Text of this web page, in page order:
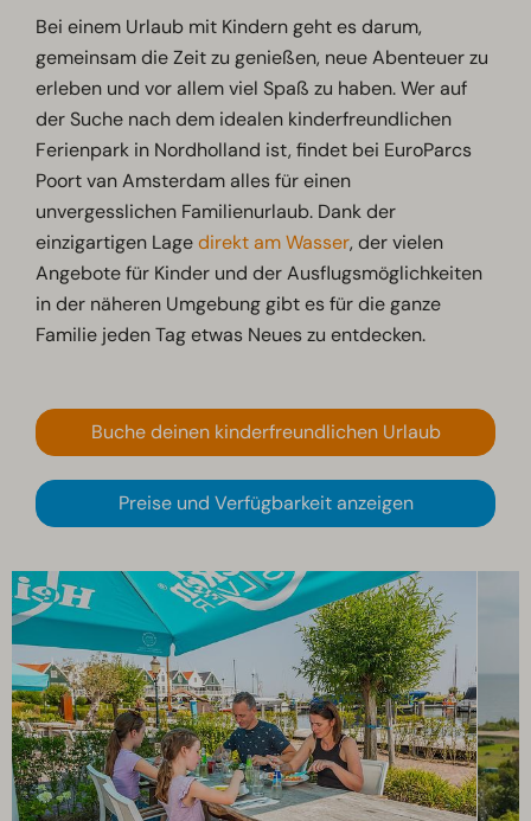
Bei einem Urlaub mit Kindern geht es darum,
gemeinsam die Zeit zu genießen, neue Abenteuer zu
erleben und vor allem viel Spaß zu haben. Wer auf
der Suche nach dem idealen kinderfreundlichen
Ferienpark in Nordholland ist, findet bei EuroParcs
Poort van Amsterdam alles für einen
unvergesslichen Familienurlaub. Dank der
einzigartigen Lagedirekt am Wasser, der vielen
Angebote für Kinder und der Ausflugsmöglichkeiten
in der näheren Umgebung gibt es für die ganze
Familie jeden Tag etwas Neues zu entdecken.
Buche deinen kinderfreundlichen Urlaub
Preise und Verfügbarkeit anzeigen